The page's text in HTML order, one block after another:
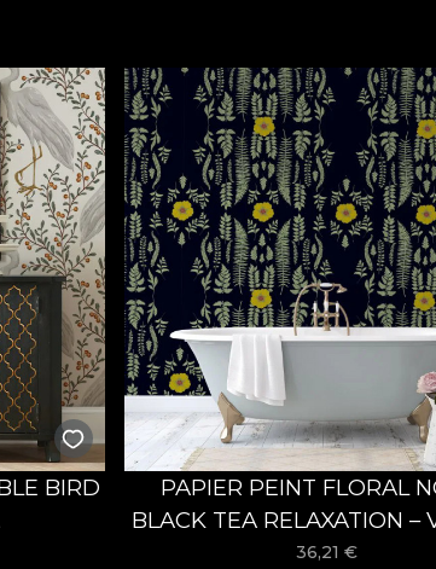
de glamour, vous pouvez opter pour un
facilement avec n'importe quel meuble.
des couleurs neutres, qui met l'accent sur
nous avons des tapis d'entrée de qualité
de papier peint
de moquettes pour les petits couloirs
à appliquer et résistent à l'usure
des tapis de couloir texturés de qualité
le design et les couleurs pour qu'ils
à impressionner dès le premier pas dans
atmosphère qui vous donnera le sourire à
BIRD
PAPIER PEINT FLORAL
BLACK TEA RELAXATION –
36,21 €